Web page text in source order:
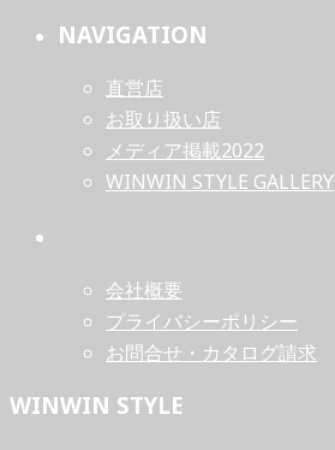
NAVIGATION
直営店
お取り扱い店
メディア掲載2022
WINWIN STYLE GALLERY
会社概要
プライバシーポリシー
お問合せ・カタログ請求
WINWIN STYLE